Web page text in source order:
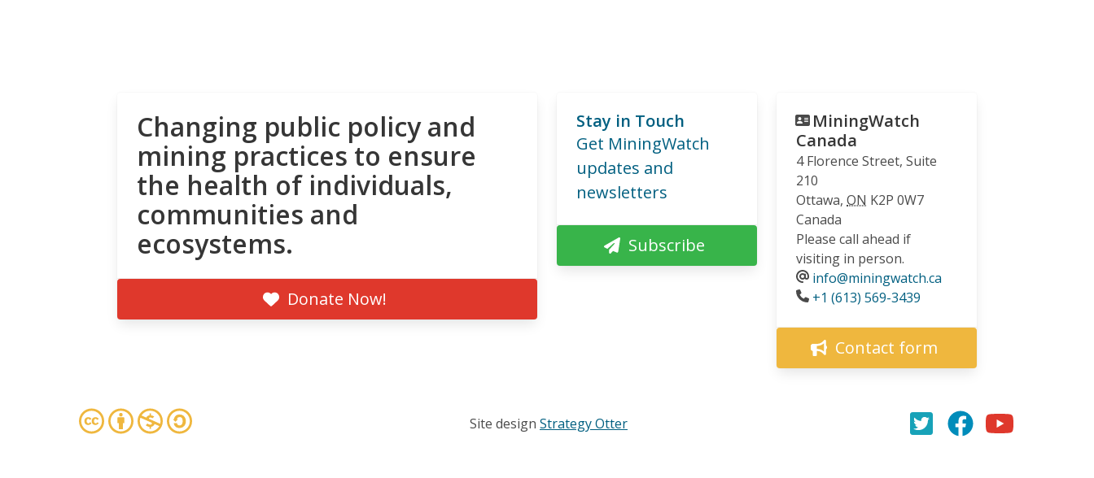
Changing public policy and
mining practices to ensure
the health of individuals,
communities and
ecosystems.
Donate Now!
Stay in Touch
Get MiningWatch
updates and
newsletters
Subscribe
MiningWatch
Canada
4 Florence Street, Suite
210
Ottawa, ON K2P 0W7
Canada
Please call ahead if
visiting in person.
info@miningwatch.ca
Phone
+1 (613) 569-3439
Contact form
Site design Strategy Otter